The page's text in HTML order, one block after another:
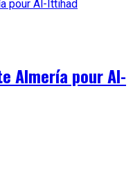
Almería pour Al-